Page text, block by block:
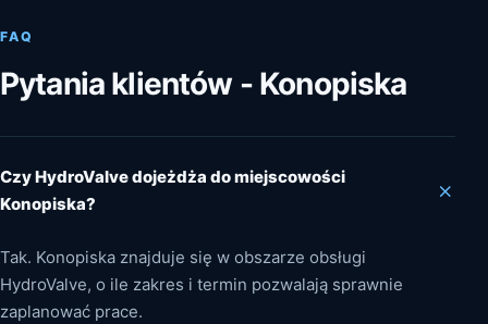
FAQ
Pytania klientów - Konopiska
Czy HydroValve dojeżdża do miejscowości
Konopiska?
Tak. Konopiska znajduje się w obszarze obsługi
HydroValve, o ile zakres i termin pozwalają sprawnie
zaplanować prace.